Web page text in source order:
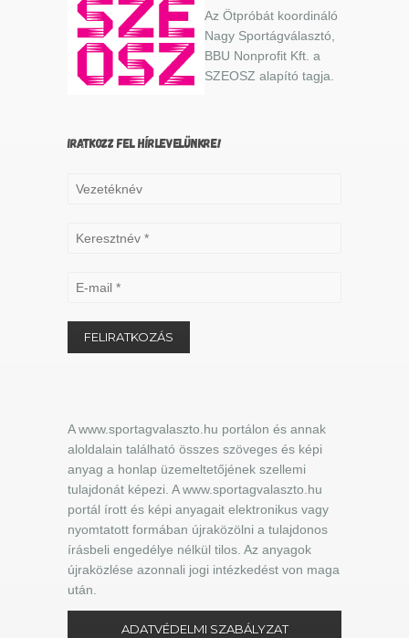
Az Ötpróbát koordináló
Nagy Sportágválasztó,
BBU Nonprofit Kft. a
SZEOSZ alapító tagja.
IRATKOZZ FEL HÍRLEVELÜNKRE!
A www.sportagvalaszto.hu portálon és annak
aloldalain található összes szöveges és képi
anyag a honlap üzemeltetőjének szellemi
tulajdonát képezi. A www.sportagvalaszto.hu
portál írott és képi anyagait elektronikus vagy
nyomtatott formában újraközölni a tulajdonos
írásbeli engedélye nélkül tilos. Az anyagok
újraközlése azonnali jogi intézkedést von maga
után.
ADATVÉDELMI SZABÁLYZAT